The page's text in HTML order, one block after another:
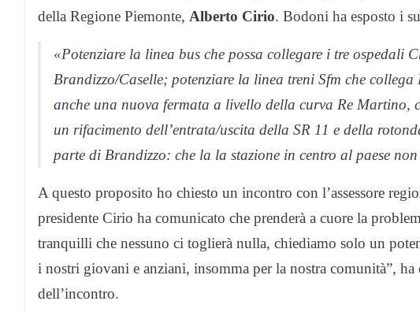
della Regione Piemonte, Alberto Cirio. Bodoni ha esposto i
«Potenziare la linea bus che possa collegare i tre ospedali
Brandizzo/Caselle; potenziare la linea treni Sfm che
anche una nuova fermata a livello della curva Re Martino,
un rifacimento dell’entrata/uscita della SR 11 e della
parte di Brandizzo: che la la stazione in centro al paese
A questo proposito ho chiesto un incontro con l’assessore
presidente Cirio ha comunicato che prenderà a cuore la
tranquilli che nessuno ci toglierà nulla, chiediamo solo un
i nostri giovani e anziani, insomma per la nostra comunità”,
dell’incontro.